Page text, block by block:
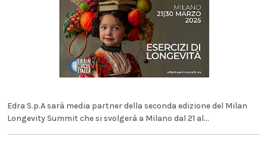
Edra S.p.A sarà media partner della seconda edizione del Milan
Longevity Summit che si svolgerà a Milano dal 21 al...